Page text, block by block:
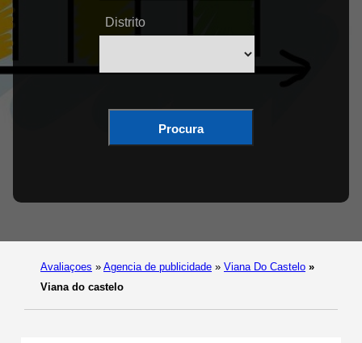
Distrito
Procura
Avaliaçoes » Agencia de publicidade » Viana Do Castelo »
Viana do castelo